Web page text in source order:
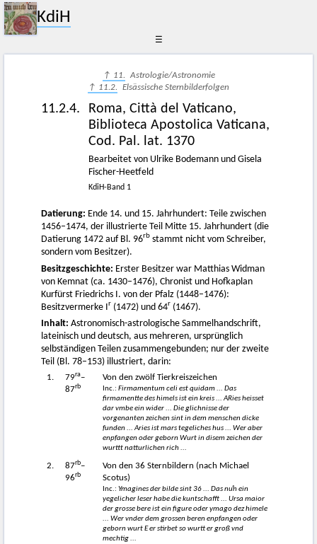
KdiH
☰
↑ 11. Astrologie/Astronomie
↑ 11.2. Elsässische Sternbilderfolgen
11.2.4.
Roma, Città del Vaticano,
Biblioteca Apostolica Vaticana,
Cod. Pal. lat. 1370
Bearbeitet von Ulrike Bodemann und Gisela
Fischer-Heetfeld
KdiH-Band 1
Datierung: Ende 14. und 15. Jahrhundert: Teile zwischen
1456–1474, der illustrierte Teil Mitte 15. Jahrhundert (die
Datierung 1472 auf Bl. 96rb stammt nicht vom Schreiber,
sondern vom Besitzer).
Besitzgeschichte: Erster Besitzer war Matthias Widman
von Kemnat (ca. 1430–1476), Chronist und Hofkaplan
Kurfürst Friedrichs I. von der Pfalz (1448–1476):
Besitzvermerke Ir (1472) und 64r (1467).
Inhalt: Astronomisch-astrologische Sammelhandschrift,
lateinisch und deutsch, aus mehreren, ursprünglich
selbständigen Teilen zusammengebunden; nur der zweite
Teil (Bl. 78–153) illustriert, darin:
1. 79ra–
87rb
Von den zwölf Tierkreiszeichen
Inc.: Firmamentum celi est quidam ... Das
firmamentte des himels ist ein kreis ... ARies heisset
dar vmbe ein wider ... Die glichnisse der
vorgenanten zeichen sint in dem menschen dicke
funden ... Aries ist mars tegeliches hus ... Wer aber
enpfangen oder geborn Wurt in disem zeichen der
wurttt natturlichen rich ...
2. 87rb–
96rb
Von den 36 Sternbildern (nach Michael
Scotus)
Inc.: Ymagines der bilde sint 36 ... Das nuͦn ein
yegelicher leser habe die kuntschafft ... Ursa maior
der grosse bere ist ein figure oder ymago dez himele
... Wer vnder dem grossen beren enpfangen oder
geborn wurt E er stirbet so wurtt er groß vnd
mechtig ...